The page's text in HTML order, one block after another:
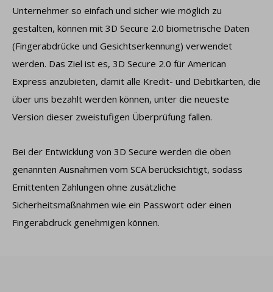
Unternehmer so einfach und sicher wie möglich zu
gestalten, können mit 3D Secure 2.0 biometrische Daten
(Fingerabdrücke und Gesichtserkennung) verwendet
werden. Das Ziel ist es, 3D Secure 2.0 für American
Express anzubieten, damit alle Kredit- und Debitkarten, die
über uns bezahlt werden können, unter die neueste
Version dieser zweistufigen Überprüfung fallen.
Bei der Entwicklung von 3D Secure werden die oben
genannten Ausnahmen vom SCA berücksichtigt, sodass
Emittenten Zahlungen ohne zusätzliche
Sicherheitsmaßnahmen wie ein Passwort oder einen
Fingerabdruck genehmigen können.